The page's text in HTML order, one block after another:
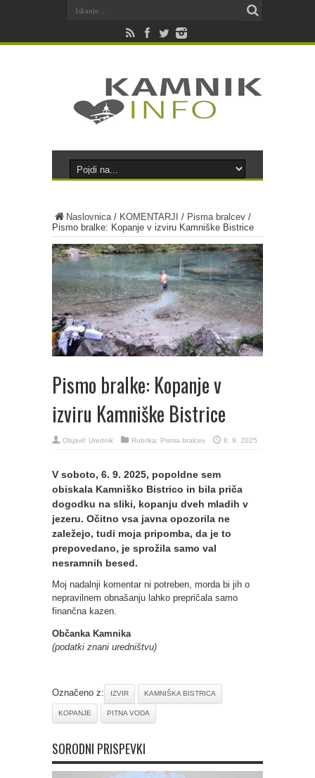
Naslovnica/ KOMENTARJI / Pisma bralcev /
Pismo bralke: Kopanje v izviru Kamniške Bistrice
Pismo bralke: Kopanje v
izviru Kamniške Bistrice
Objavil: Urednik Rubrika: Pisma bralcev 8. 9. 2025
V soboto, 6. 9. 2025, popoldne sem
obiskala Kamniško Bistrico in bila priča
dogodku na sliki, kopanju dveh mladih v
jezeru. Očitno vsa javna opozorila ne
zaležejo, tudi moja pripomba, da je to
prepovedano, je sprožila samo val
nesramnih besed.
Moj nadalnji komentar ni potreben, morda bi jih o
nepravilnem obnašanju lahko prepričala samo
finančna kazen.
Občanka Kamnika
(podatki znani uredništvu)
Označeno z: IZVIR KAMNIŠKA BISTRICA
KOPANJE PITNA VODA
SORODNI PRISPEVKI